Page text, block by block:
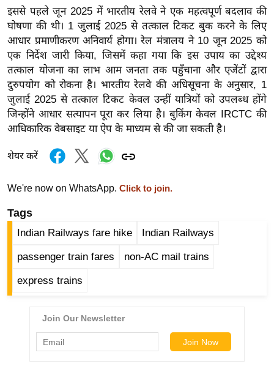
सा
हि
त्य
ज
ग
त
ऑ
टो
र्ल्ड
ज
ब्री
फ
नो
इससे पहले जून 2025 में भारतीय रेलवे ने एक महत्वपूर्ण बदलाव की
घोषणा की थी। 1 जुलाई 2025 से तत्काल टिकट बुक करने के लिए
आधार प्रमाणीकरण अनिवार्य होगा। रेल मंत्रालय ने 10 जून 2025 को
एक निर्देश जारी किया, जिसमें कहा गया कि इस उपाय का उद्देश्य
तत्काल योजना का लाभ आम जनता तक पहुँचाना और एजेंटों द्वारा
दुरुपयोग को रोकना है। भारतीय रेलवे की अधिसूचना के अनुसार, 1
जुलाई 2025 से तत्काल टिकट केवल उन्हीं यात्रियों को उपलब्ध होंगे
जिन्होंने आधार सत्यापन पूरा कर लिया है। बुकिंग केवल IRCTC की
आधिकारिक वेबसाइट या ऐप के माध्यम से की जा सकती है।
शेयर करें
We're now on WhatsApp. Click to join.
Tags
Indian Railways fare hike Indian Railways
passenger train fares non-AC mail trains
express trains